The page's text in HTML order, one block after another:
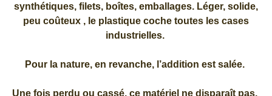
synthétiques, filets, boîtes, emballages. Léger, solide,
peu coûteux , le plastique coche toutes les cases
industrielles.
Pour la nature, en revanche, l’addition est salée.
Une fois perdu ou cassé, ce matériel ne disparaît pas.